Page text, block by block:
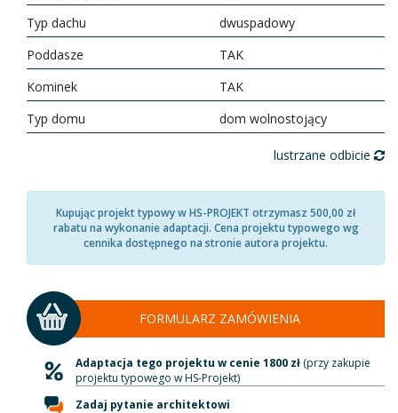
Typ dachu
dwuspadowy
Poddasze
TAK
Kominek
TAK
Typ domu
dom wolnostojący
lustrzane odbicie
Kupując projekt typowy w HS-PROJEKT otrzymasz 500,00 zł
rabatu na wykonanie adaptacji. Cena projektu typowego wg
cennika dostępnego na stronie autora projektu.
FORMULARZ ZAMÓWIENIA
Adaptacja tego projektu w cenie 1800 zł (przy zakupie
projektu typowego w HS-Projekt)
Zadaj pytanie architektowi